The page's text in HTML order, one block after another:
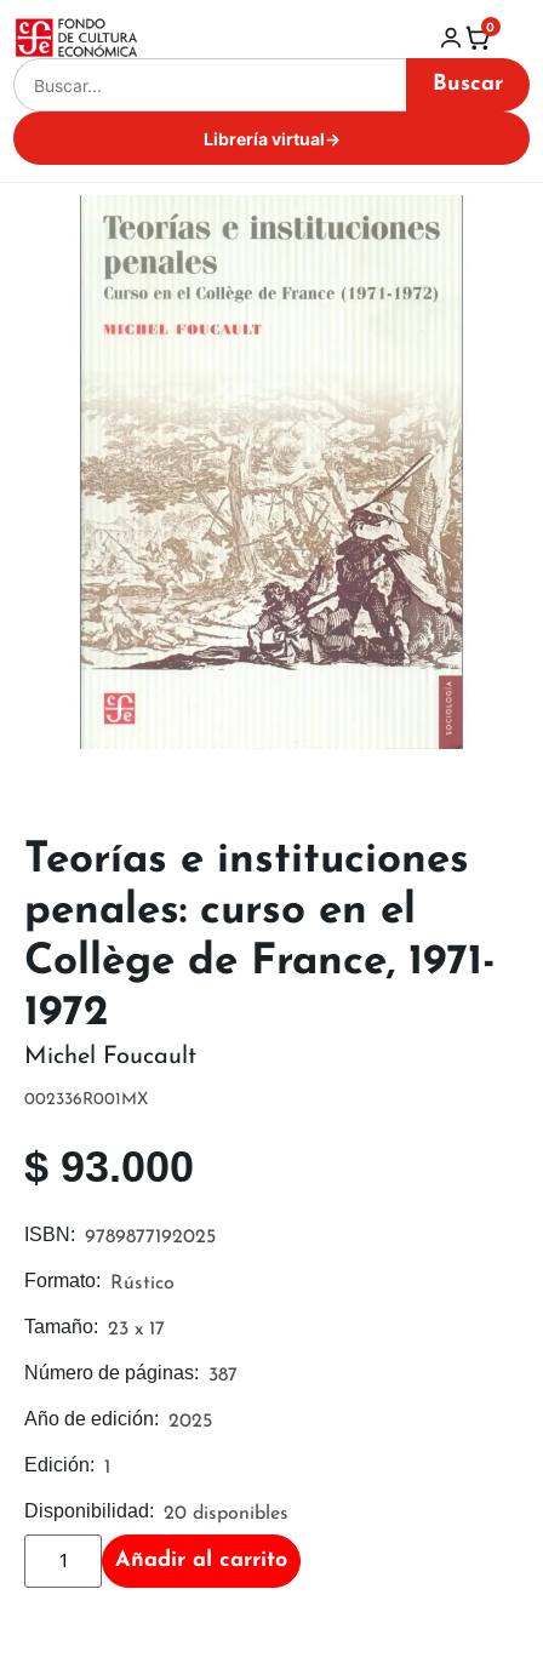
Buscar
Librería virtual→
0
Añadir al carrito
Disponibilidad: 20 disponibles
Edición: 1
Año de edición: 2025
Número de páginas: 387
Tamaño: 23 x 17
Formato: Rústico
ISBN: 9789877192025
$ 93.000
002336R001MX
Michel Foucault
Teorías e instituciones
penales: curso en el
Collège de France, 1971-
1972